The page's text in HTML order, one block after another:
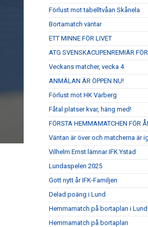
Förlust mot tabelltvåan Skånela
Bortamatch väntar
ETT MINNE FÖR LIVET
ATG SVENSKACUPENREMIÄR
Veckans matcher, vecka 4
ANMÄLAN ÄR ÖPPEN NU!
Förlust mot HK Varberg
Fåtal platser kvar, häng med!
FÖRSTA HEMMAMATCHEN FÖR
Väntan är över och matcherna är
Vilhelm Ernst lämnar IFK Ystad
Lundaspelen 2025
Gott nytt år IFK-Familjen
Delad poäng i Lund
Hemmamatch på bortaplan i Lund
Hemmamatch på bortaplan